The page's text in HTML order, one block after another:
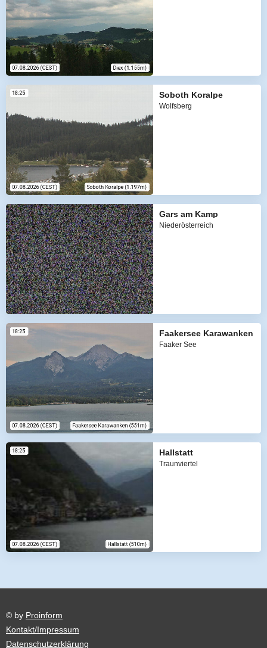
Soboth Koralpe
Wolfsberg
Gars am Kamp
Niederösterreich
Faakersee Karawanken
Faaker See
Hallstatt
Traunviertel
© by Proinform
Kontakt/Impressum
Datenschutzerklärung